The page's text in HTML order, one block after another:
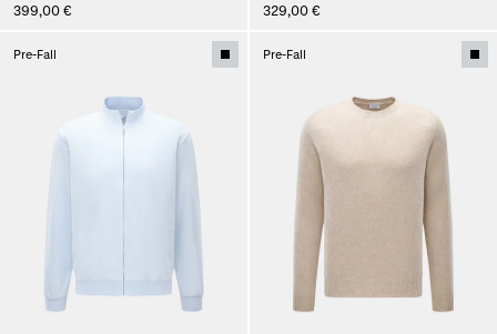
399,00 € 329,00 €
Pre-Fall Pre-Fall